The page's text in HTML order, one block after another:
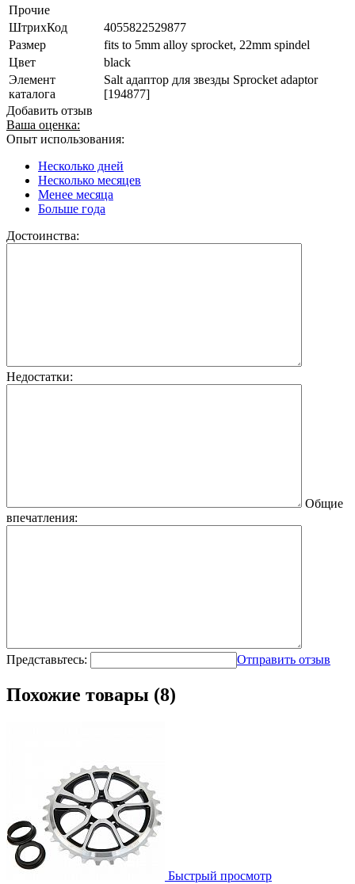
Прочие
ШтрихКод
4055822529877
Размер
fits to 5mm alloy sprocket, 22mm spindel
Цвет
black
Элемент
каталога
Salt адаптор для звезды Sprocket adaptor
[194877]
Добавить отзыв
Ваша оценка:
Опыт использования:
Несколько дней
Несколько месяцев
Менее месяца
Больше года
Достоинства:
Недостатки:
Общие
впечатления:
Представьтесь: Отправить отзыв
Похожие товары (8)
Быстрый просмотр